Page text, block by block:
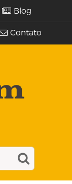
Blog
Contato